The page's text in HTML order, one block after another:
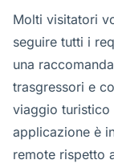
Molti visitatori
seguire tutti i
una
trasgressori e
viaggio turistico
applicazione è
remote rispetto